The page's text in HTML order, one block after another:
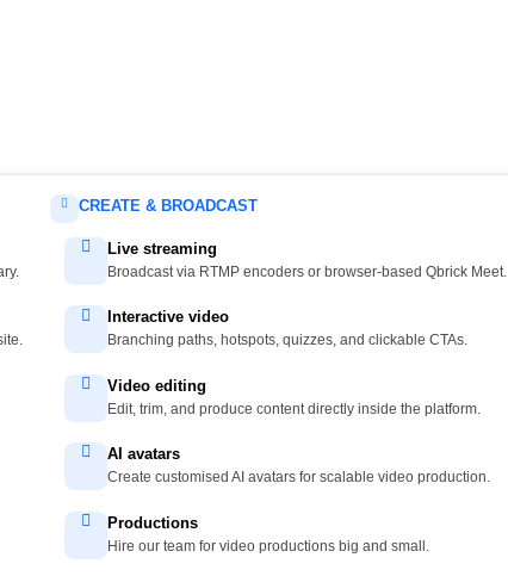
CREATE & BROADCAST
Live streaming
Broadcast via RTMP encoders or browser-based Qbrick Meet.
Interactive video
Branching paths, hotspots, quizzes, and clickable CTAs.
Video editing
Edit, trim, and produce content directly inside the platform.
AI avatars
Create customised AI avatars for scalable video production.
Productions
Hire our team for video productions big and small.